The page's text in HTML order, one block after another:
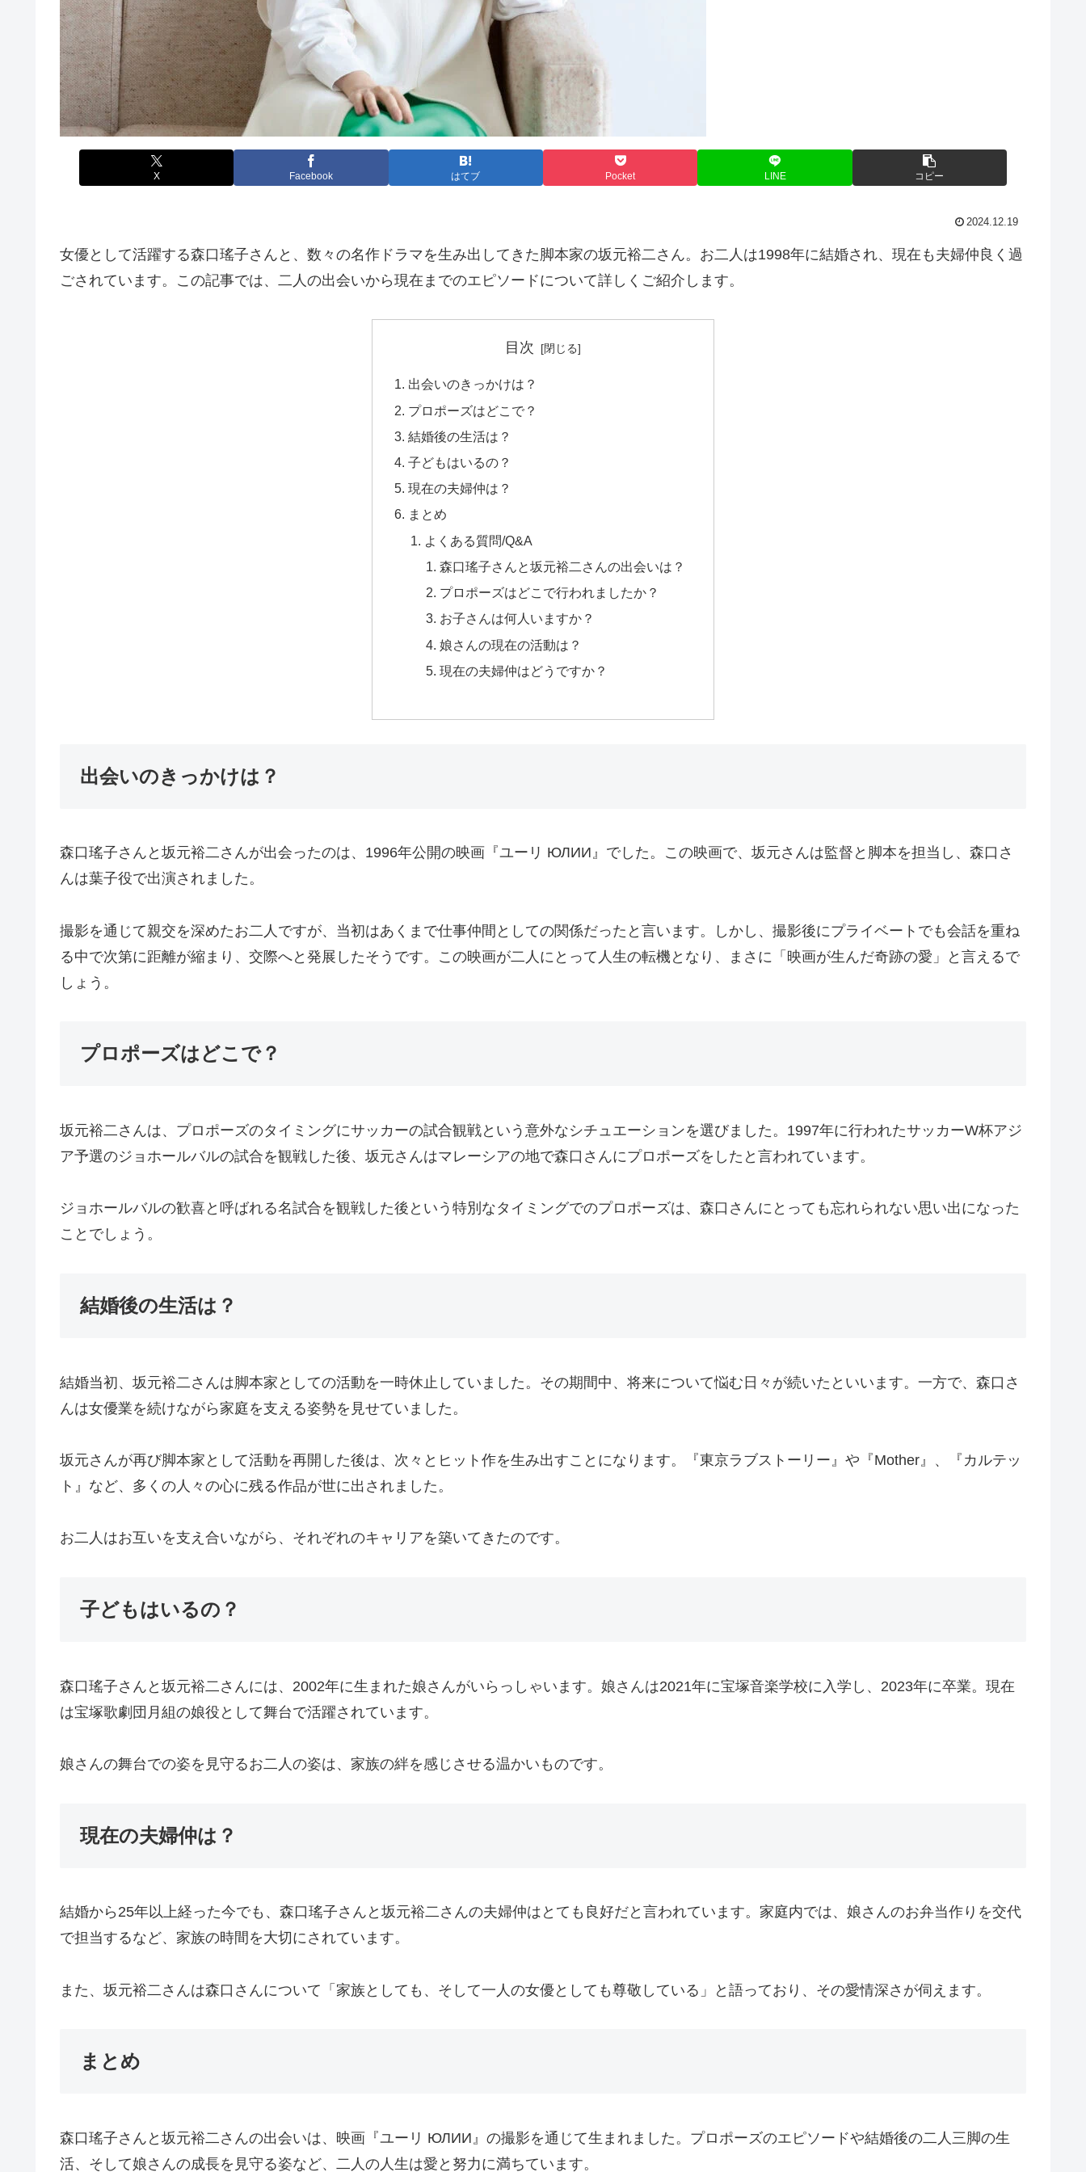
X Facebook はてブ Pocket LINE コピー
2024.12.19
女優として活躍する森口瑤子さんと、数々の名作ドラマを生み出してきた脚本家の坂元裕二さん。お二人は1998年に結婚され、現在も夫婦仲良く過
ごされています。この記事では、二人の出会いから現在までのエピソードについて詳しくご紹介します。
目次
出会いのきっかけは？
プロポーズはどこで？
結婚後の生活は？
子どもはいるの？
現在の夫婦仲は？
まとめ
よくある質問/Q&A
森口瑤子さんと坂元裕二さんの出会いは？
プロポーズはどこで行われましたか？
お子さんは何人いますか？
娘さんの現在の活動は？
現在の夫婦仲はどうですか？
出会いのきっかけは？
森口瑤子さんと坂元裕二さんが出会ったのは、1996年公開の映画『ユーリ ЮЛИИ』でした。この映画で、坂元さんは監督と脚本を担当し、森口さ
んは葉子役で出演されました。
撮影を通じて親交を深めたお二人ですが、当初はあくまで仕事仲間としての関係だったと言います。しかし、撮影後にプライベートでも会話を重ね
る中で次第に距離が縮まり、交際へと発展したそうです。この映画が二人にとって人生の転機となり、まさに「映画が生んだ奇跡の愛」と言えるで
しょう。
プロポーズはどこで？
坂元裕二さんは、プロポーズのタイミングにサッカーの試合観戦という意外なシチュエーションを選びました。1997年に行われたサッカーW杯アジ
ア予選のジョホールバルの試合を観戦した後、坂元さんはマレーシアの地で森口さんにプロポーズをしたと言われています。
ジョホールバルの歓喜と呼ばれる名試合を観戦した後という特別なタイミングでのプロポーズは、森口さんにとっても忘れられない思い出になった
ことでしょう。
結婚後の生活は？
結婚当初、坂元裕二さんは脚本家としての活動を一時休止していました。その期間中、将来について悩む日々が続いたといいます。一方で、森口さ
んは女優業を続けながら家庭を支える姿勢を見せていました。
坂元さんが再び脚本家として活動を再開した後は、次々とヒット作を生み出すことになります。『東京ラブストーリー』や『Mother』、『カルテッ
ト』など、多くの人々の心に残る作品が世に出されました。
お二人はお互いを支え合いながら、それぞれのキャリアを築いてきたのです。
子どもはいるの？
森口瑤子さんと坂元裕二さんには、2002年に生まれた娘さんがいらっしゃいます。娘さんは2021年に宝塚音楽学校に入学し、2023年に卒業。現在
は宝塚歌劇団月組の娘役として舞台で活躍されています。
娘さんの舞台での姿を見守るお二人の姿は、家族の絆を感じさせる温かいものです。
現在の夫婦仲は？
結婚から25年以上経った今でも、森口瑤子さんと坂元裕二さんの夫婦仲はとても良好だと言われています。家庭内では、娘さんのお弁当作りを交代
で担当するなど、家族の時間を大切にされています。
また、坂元裕二さんは森口さんについて「家族としても、そして一人の女優としても尊敬している」と語っており、その愛情深さが伺えます。
まとめ
森口瑤子さんと坂元裕二さんの出会いは、映画『ユーリ ЮЛИИ』の撮影を通じて生まれました。プロポーズのエピソードや結婚後の二人三脚の生
活、そして娘さんの成長を見守る姿など、二人の人生は愛と努力に満ちています。